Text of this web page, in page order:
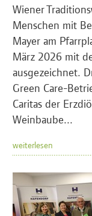
Wiener
Menschen mit
Mayer am
März 2026 mit
ausgezeichnet.
Green Care-
Caritas der
Weinbaube...
weiterlesen